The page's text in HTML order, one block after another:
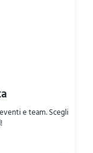
e team. Scegli